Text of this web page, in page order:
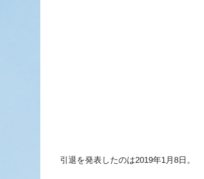
引退を発表したのは2019年1月8日。